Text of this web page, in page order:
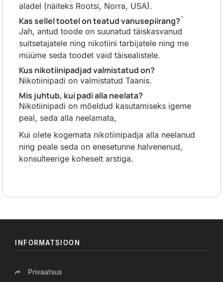
aladel (näiteks Rootsi, Norra, USA).
Kas sellel tootel on teatud vanusepiirang?`
Jah, antud toode on suunatud täiskasvanud
suitsetajatele ning nikotiini tarbijatele ning me
müüme seda toodet vaid täisealistele.
Kus nikotiinipadjad valmistatud on?
Nikotiinipadi on valmistatud Taanis.
Mis juhtub, kui padi alla neelata?
Nikotiinipadi on mõeldud kasutamiseks igeme
peal, seda alla neelamata,
Kui olete kogemata nikotiinipadja alla neelanud
ning peale seda on enesetunne halvenenud,
konsulteerige koheselt arstiga.
INFORMATSIOON
Privaatsus